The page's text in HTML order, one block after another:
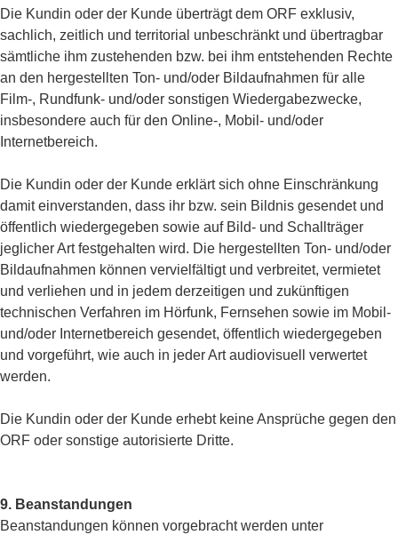
Die Kundin oder der Kunde überträgt dem ORF exklusiv,
sachlich, zeitlich und territorial unbeschränkt und übertragbar
sämtliche ihm zustehenden bzw. bei ihm entstehenden Rechte
an den hergestellten Ton- und/oder Bildaufnahmen für alle
Film-, Rundfunk- und/oder sonstigen Wiedergabezwecke,
insbesondere auch für den Online-, Mobil- und/oder
Internetbereich.
Die Kundin oder der Kunde erklärt sich ohne Einschränkung
damit einverstanden, dass ihr bzw. sein Bildnis gesendet und
öffentlich wiedergegeben sowie auf Bild- und Schallträger
jeglicher Art festgehalten wird. Die hergestellten Ton- und/oder
Bildaufnahmen können vervielfältigt und verbreitet, vermietet
und verliehen und in jedem derzeitigen und zukünftigen
technischen Verfahren im Hörfunk, Fernsehen sowie im Mobil-
und/oder Internetbereich gesendet, öffentlich wiedergegeben
und vorgeführt, wie auch in jeder Art audiovisuell verwertet
werden.
Die Kundin oder der Kunde erhebt keine Ansprüche gegen den
ORF oder sonstige autorisierte Dritte.
9. Beanstandungen
Beanstandungen können vorgebracht werden unter